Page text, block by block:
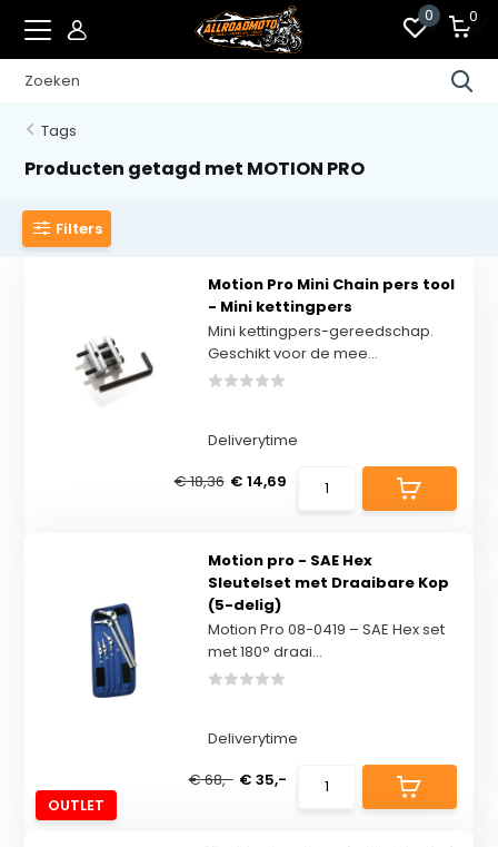
0 0
Tags
Producten getagd met MOTION PRO
Filters
Motion Pro Mini Chain pers tool
- Mini kettingpers
Mini kettingpers-gereedschap.
Geschikt voor de mee...
Deliverytime
€ 18,36 € 14,69
OUTLET
Motion pro - SAE Hex
Sleutelset met Draaibare Kop
(5-delig)
Motion Pro 08-0419 – SAE Hex set
met 180° draai...
Deliverytime
€ 68,- € 35,-